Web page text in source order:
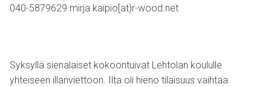
040-5879629 mirja.kaipio[at)r-wood.net
Syksyllä sienalaiset kokoontuivat Lehtolan koululle
yhteiseen illanviettoon. Ilta oli hieno tilaisuus vaihtaa